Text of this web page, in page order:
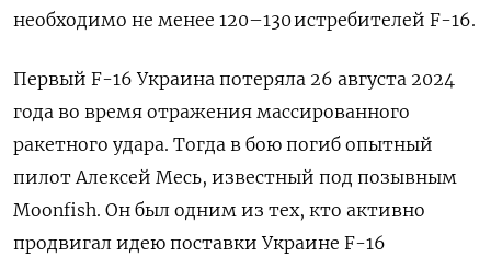
необходимо не менее 120–130 истребителей F-16.
Первый F-16 Украина потеряла 26 августа 2024
года во время отражения массированного
ракетного удара. Тогда в бою погиб опытный
пилот Алексей Месь, известный под позывным
Moonfish. Он был одним из тех, кто активно
продвигал идею поставки Украине F-16